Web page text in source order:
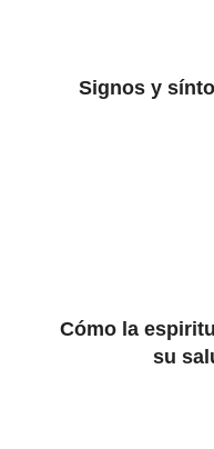
Signos y
Cómo la
su